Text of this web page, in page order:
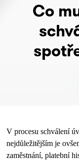
Co
V procesu schválení
nejdůležitějším je
zaměstnání, platební